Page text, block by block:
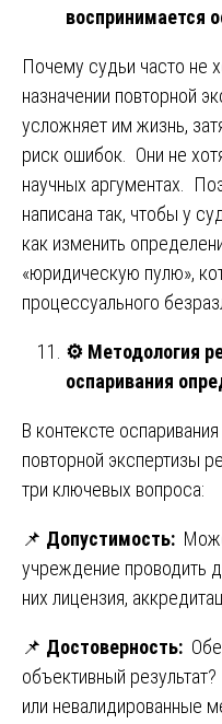
воспринимается
Почему судьи часто не
назначении повторной
усложняет им жизнь,
риск ошибок. Они не
научных аргументах.
написана так, чтобы у
как изменить
«юридическую пулю»,
процессуального
⚙️ Методология
оспаривания
В контексте
повторной экспертизы
три ключевых вопроса:
📌 Допустимость:
учреждение проводить
них лицензия,
📌 Достоверность:
объективный
или невалидированные